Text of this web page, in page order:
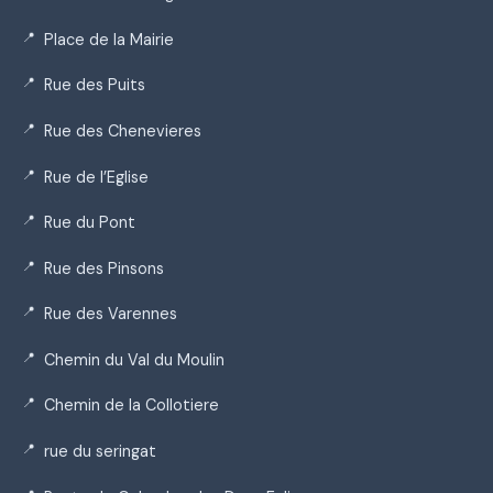
Place de la Mairie
Rue des Puits
Rue des Chenevieres
Rue de l’Eglise
Rue du Pont
Rue des Pinsons
Rue des Varennes
Chemin du Val du Moulin
Chemin de la Collotiere
rue du seringat